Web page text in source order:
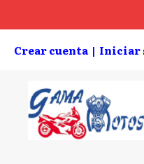
Crear cuenta | Iniciar